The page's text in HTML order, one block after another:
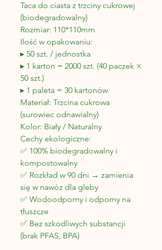
Taca do ciasta z trzciny cukrowej
(biodegradowalny)
Rozmiar: 110*110mm
Ilość w opakowaniu:
▸ 50 szt. / jednostka
▸ 1 karton = 2000 szt. (40 paczek ×
50 szt.)
▸ 1 paleta = 30 kartonów
Materiał: Trzcina cukrowa
(surowiec odnawialny)
Kolor: Biały / Naturalny
Cechy ekologiczne:
✅ 100% biodegradowalny i
kompostowalny
✅ Rozkład w 90 dni → zamienia
się w nawóz dla gleby
✅ Wodoodporny i odporny na
tłuszcze
✅ Bez szkodliwych substancji
(brak PFAS, BPA)